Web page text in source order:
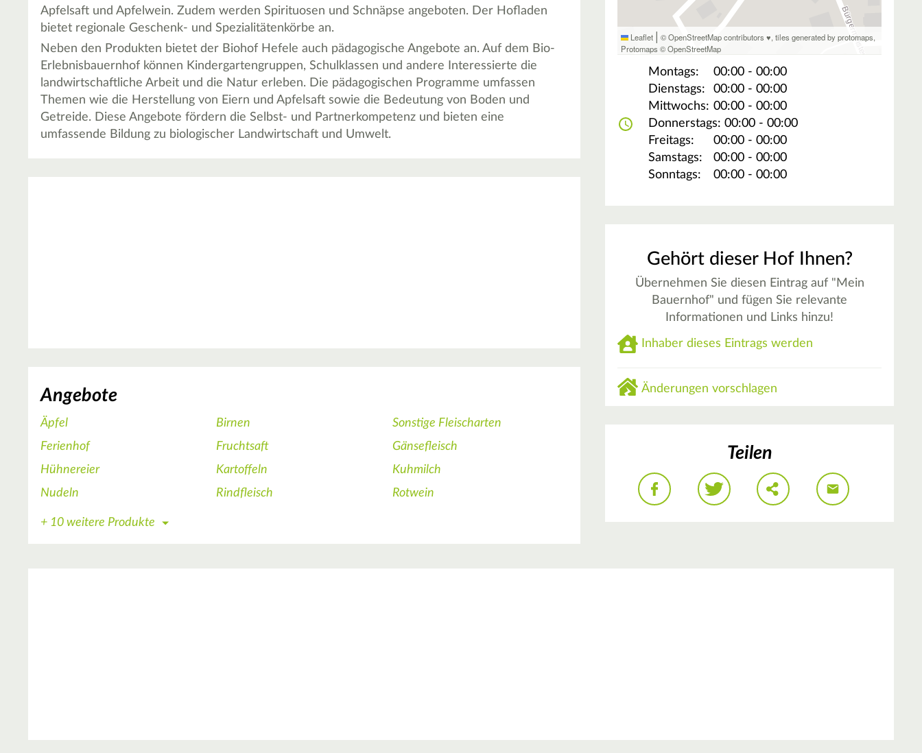
Apfelsaft und Apfelwein. Zudem werden Spirituosen und Schnäpse angeboten. Der Hofladen
bietet regionale Geschenk- und Spezialitätenkörbe an.
Neben den Produkten bietet der Biohof Hefele auch pädagogische Angebote an. Auf dem Bio-
Erlebnisbauernhof können Kindergartengruppen, Schulklassen und andere Interessierte die
landwirtschaftliche Arbeit und die Natur erleben. Die pädagogischen Programme umfassen
Themen wie die Herstellung von Eiern und Apfelsaft sowie die Bedeutung von Boden und
Getreide. Diese Angebote fördern die Selbst- und Partnerkompetenz und bieten eine
umfassende Bildung zu biologischer Landwirtschaft und Umwelt.
Angebote
Äpfel Birnen
Sonstige Fleischarten
Ferienhof
Fruchtsaft
Gänsefleisch
Hühnereier
Kartoffeln
Kuhmilch
Nudeln
Rindfleisch Rotwein
+ 10 weitere Produkte
Leaflet | © OpenStreetMap contributors ♥,tiles generated by protomaps,
Protomaps ©OpenStreetMap
Montags:
00:00 - 00:00
Dienstags:
00:00 - 00:00
Mittwochs: 00:00 - 00:00
Donnerstags: 00:00 - 00:00
Freitags:
00:00 - 00:00
Samstags:
00:00 - 00:00
Sonntags:
00:00 - 00:00
Gehört dieser Hof Ihnen?
Übernehmen Sie diesen Eintrag auf "Mein
Bauernhof" und fügen Sie relevante
Informationen und Links hinzu!
Inhaber dieses Eintrags werden
Änderungen vorschlagen
Teilen